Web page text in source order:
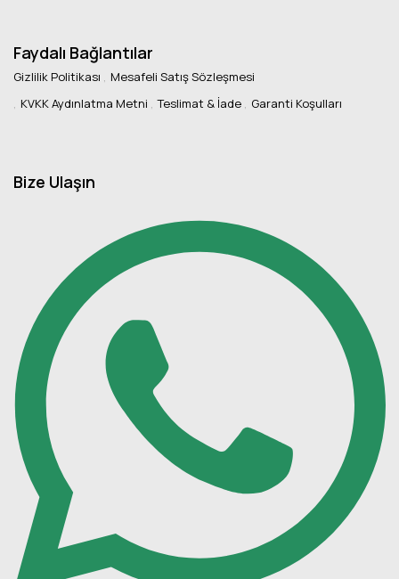
Faydalı Bağlantılar
Gizlilik Politikası
Mesafeli Satış Sözleşmesi
KVKK Aydınlatma Metni
Teslimat & İade Garanti Koşulları
Bize Ulaşın